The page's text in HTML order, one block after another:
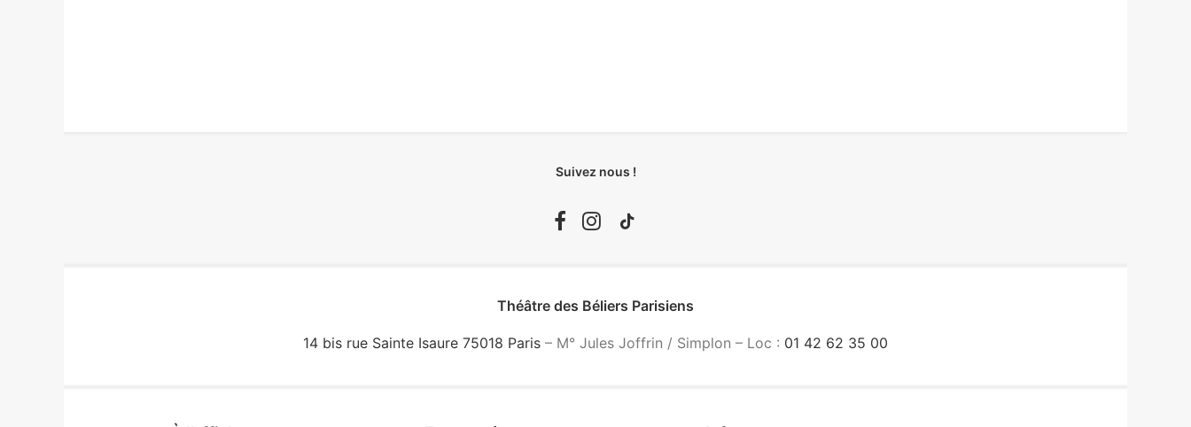
Suivez nous !
Théâtre des Béliers Parisiens
14 bis rue Sainte Isaure 75018 Paris – M° Jules Joffrin / Simplon – Loc : 01 42 62 35 00